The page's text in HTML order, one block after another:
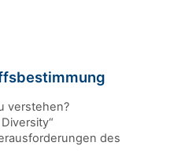
verstehen?
des